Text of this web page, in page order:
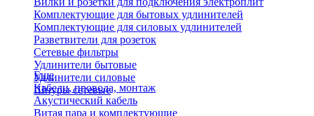
Комплектующие для бытовых удлинителей
Комплектующие для силовых удлинителей
Разветвители для розеток
Сетевые фильтры
Удлинители бытовые
Удлинители силовые
Шнуры сетевые
Еще
Кабели, провода, монтаж
Акустический кабель
Витая пара и комплектующие